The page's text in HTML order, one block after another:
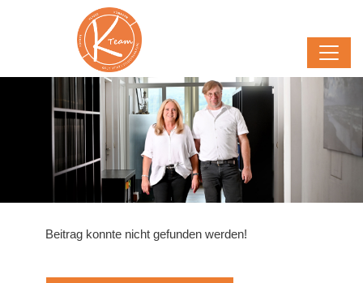
Beitrag konnte nicht gefunden werden!